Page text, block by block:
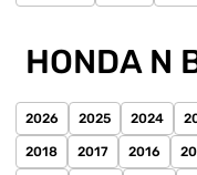
HONDA N
2026 2025 2024
2018 2017 2016